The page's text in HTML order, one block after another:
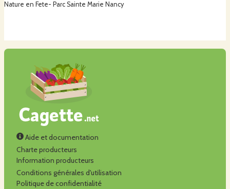
Nature en Fete- Parc Sainte Marie Nancy
Aide et documentation
Charte producteurs
Information producteurs
Conditions générales d'utilisation
Politique de confidentialité